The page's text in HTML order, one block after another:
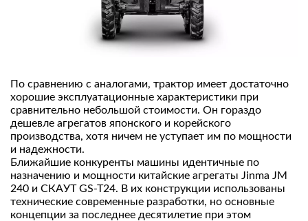
По сравнению с аналогами, трактор имеет достаточно
хорошие эксплуатационные характеристики при
сравнительно небольшой стоимости. Он гораздо
дешевле агрегатов японского и корейского
производства, хотя ничем не уступает им по мощности
и надежности.
Ближайшие конкуренты машины идентичные по
назначению и мощности китайские агрегаты Jinma JM
240 и СКАУТ GS-T24. В их конструкции использованы
технические современные разработки, но основные
концепции за последнее десятилетие при этом